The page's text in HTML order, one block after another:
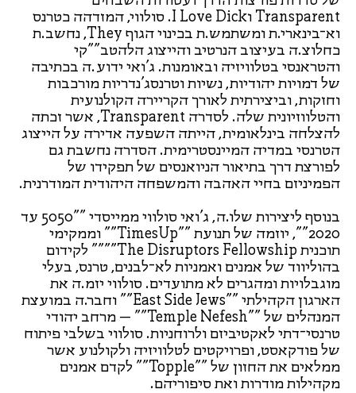
Transparent וI Love Dick. סולווי, המזדהה כטרנס
וא־בינארי.ת ומשתמש.ת בכינוי הגוף They, נחשב.ת
כחלוצ.ה בעיצוב הנרטיב והייצוג הלהטב""קי
והטראנסי בטלוויזיה ובאומנות. ג'ואי ידוע.ה בכתיבה
של דמויות יהודיות, נשיות וטרנסג'נדריות מורכבות
וחזקות, וביצירתית לאורך הקריירה הקולנועית
והטלווזיונית שלה. לסדרה Transparent, אשר זכתה
להצלחה בינלאומית, הייתה השפעה אדירה על הייצוג
הטרנסי במדיה המיינסטרימית. הסדרה נחשבת גם
לפורצת דרך בתיאור הניואנסים של תפקידו של
הפמיניזם בחיי האהבה והמשפחה היהודית המודרנית.
בנוסף ליצירות שלו.ה, ג'ואי סולווי ממייסדי ""5050 עד
2020"", יוזמה של תנועת ""TimesUp"" וממקימי
תוכנית The Disruptors Fellowship"""" לקידום
בהוליווד של אמנים ואמניות לא־לבנים, טרנס, בעלי
מוגבלויות ומהגרים לא מתועדים. סולווי יזמ.ה את
הארגון הקהילתי ""East Side Jews"" וחבר.ה במועצת
המנהלים של ""Temple Nefesh"" – מרחב יהודי
טרנסי־דתי לאקטיביזם ולרוחניות. סולווי בשלבי פיתוח
של פודקאסט, ופרויקטים לטלוויזיה ולקולנוע אשר
ממלאים את החזון של ""Topple"" לקדם אמנים
מקהילות מודרות ואת סיפוריהם.